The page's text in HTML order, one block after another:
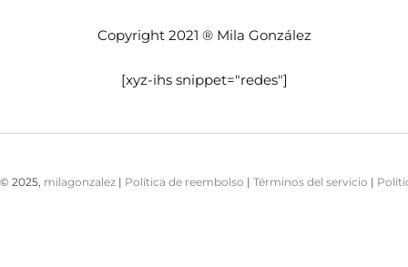
Copyright 2021 ® Mila González
[xyz-ihs snippet="redes"]
© 2025, milagonzalez Política de reembolso Términos del servicio